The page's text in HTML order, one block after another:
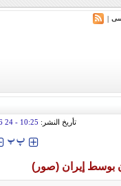
|
تأريخ النشر: 10:25
- 24 December 2016
‍‍‍ پپ
بوسط إيران (صور)